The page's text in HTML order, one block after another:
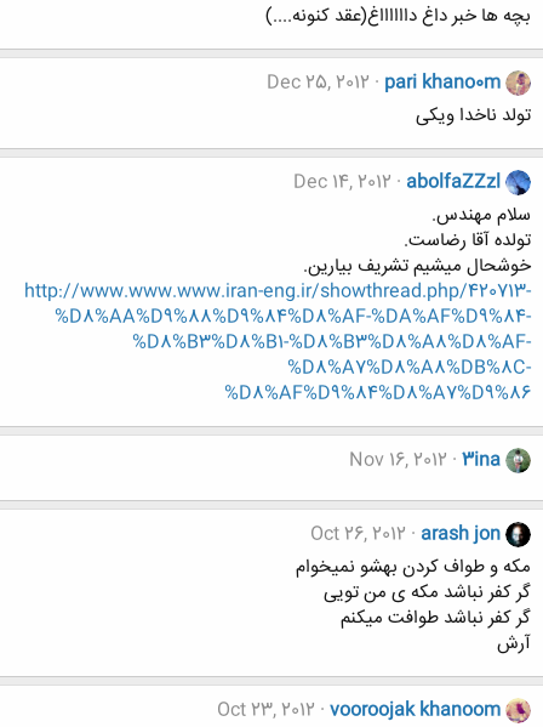
بچه ها خبر داغ دااااااغ(عقد کنونه....)
pari khano0m
Dec 25, 2012
تولد ناخدا ویکی
abolfaZZzl
Dec 14, 2012
سلام مهندس.
تولده آقا رضاست.
خوشحال میشیم تشریف بیارین.
http://www.www.www.iran-eng.ir/showthread.php/420713-
%D8%AA%D9%88%D9%84%D8%AF-%DA%AF%D9%84-
%D8%B3%D8%B1-%D8%B3%D8%A8%D8%AF-
%D8%A7%D8%A8%DB%8C-
%D8%AF%D9%84%D8%A7%D9%86
3ina
Nov 16, 2012
arash jon
Oct 26, 2012
مکه و طواف کردن بهشو نمیخوام
گر کفر نباشد مکه ی من تویی
گر کفر نباشد طوافت میکنم
آرش
vooroojak khanoom
Oct 23, 2012